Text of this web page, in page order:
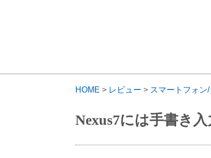
HOME > レビュー > スマートフォン/
Nexus7には手書き